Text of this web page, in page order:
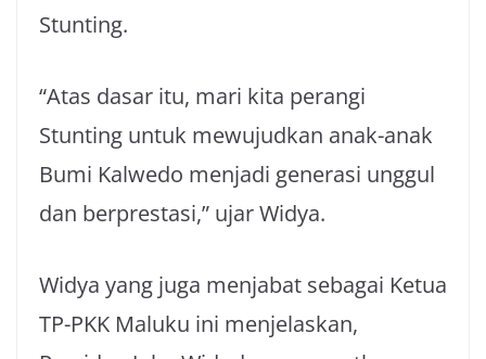
Stunting.
“Atas dasar itu, mari kita perangi
Stunting untuk mewujudkan anak-anak
Bumi Kalwedo menjadi generasi unggul
dan berprestasi,” ujar Widya.
Widya yang juga menjabat sebagai Ketua
TP-PKK Maluku ini menjelaskan,